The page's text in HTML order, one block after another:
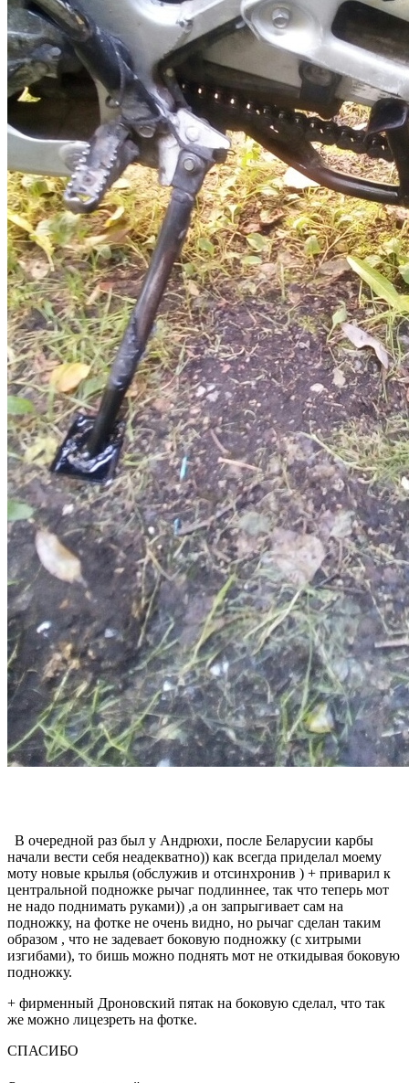
В очередной раз был у Андрюхи, после Беларусии карбы
начали вести себя неадекватно)) как всегда приделал моему
моту новые крылья (обслужив и отсинхронив ) + приварил к
центральной подножке рычаг подлиннее, так что теперь мот
не надо поднимать руками)) ,а он запрыгивает сам на
подножку, на фотке не очень видно, но рычаг сделан таким
образом , что не задевает боковую подножку (с хитрыми
изгибами), то бишь можно поднять мот не откидывая боковую
подножку.
+ фирменный Дроновский пятак на боковую сделал, что так
же можно лицезреть на фотке.
СПАСИБО